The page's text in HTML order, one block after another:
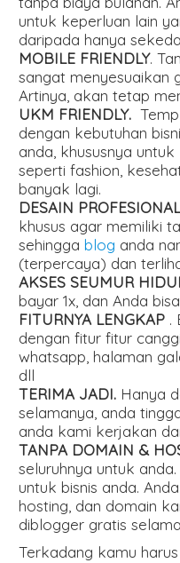
untuk keperluan lain
daripada hanya
MOBILE FRIENDLY.
sangat menyesuaikan
Artinya, akan tetap
UKM FRIENDLY.
dengan kebutuhan
anda, khususnya
seperti fashion,
banyak lagi.
DESAIN
khusus agar memiliki
sehinggablog anda
(terpercaya) dan
AKSES SEUMUR
bayar 1x, dan Anda
FITURNYA LENGKAP .
dengan fitur fitur
whatsapp, halaman
dll
TERIMA JADI. Hanya
selamanya, anda
anda kami kerjakan
TANPA DOMAIN &
seluruhnya untuk
untuk bisnis anda.
hosting, dan domain
diblogger gratis
Terkadang kamu